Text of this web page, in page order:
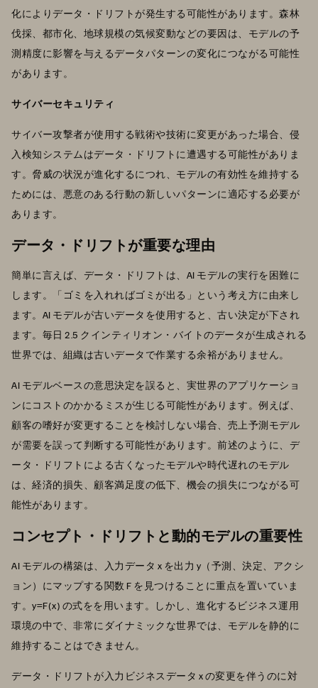
化によりデータ・ドリフトが発生する可能性があります。森林
伐採、都市化、地球規模の気候変動などの要因は、モデルの予
測精度に影響を与えるデータパターンの変化につながる可能性
があります。
サイバーセキュリティ
サイバー攻撃者が使用する戦術や技術に変更があった場合、侵
入検知システムはデータ・ドリフトに遭遇する可能性がありま
す。脅威の状況が進化するにつれ、モデルの有効性を維持する
ためには、悪意のある行動の新しいパターンに適応する必要が
あります。
データ・ドリフトが重要な理由
簡単に言えば、データ・ドリフトは、AI モデルの実行を困難に
します。「ゴミを入れればゴミが出る」という考え方に由来し
ます。AI モデルが古いデータを使用すると、古い決定が下され
ます。毎日 2.5 クインティリオン・バイトのデータが生成される
世界では、組織は古いデータで作業する余裕がありません。
AI モデルベースの意思決定を誤ると、実世界のアプリケーショ
ンにコストのかかるミスが生じる可能性があります。例えば、
顧客の嗜好が変更することを検討しない場合、売上予測モデル
が需要を誤って判断する可能性があります。前述のように、デ
ータ・ドリフトによる古くなったモデルや時代遅れのモデル
は、経済的損失、顧客満足度の低下、機会の損失につながる可
能性があります。
コンセプト・ドリフトと動的モデルの重要性
AI モデルの構築は、入力データ x を出力 y（予測、決定、アクシ
ョン）にマップする関数 F を見つけることに重点を置いていま
す。y=F(x) の式をを用います。しかし、進化するビジネス運用
環境の中で、非常にダイナミックな世界では、モデルを静的に
維持することはできません。
データ・ドリフトが入力ビジネスデータ x の変更を伴うのに対